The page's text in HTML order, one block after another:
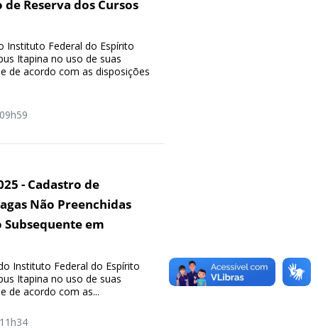
Reserva dos Cursos
Instituto Federal do Espírito
Itapina no uso de suas
de acordo com as disposições
- Cadastro de
Não Preenchidas
Subsequente em
Instituto Federal do Espírito
Itapina no uso de suas
de acordo com as...